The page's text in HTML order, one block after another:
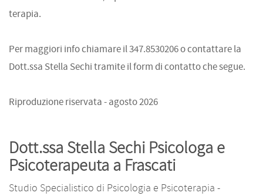
terapia.
Per maggiori info chiamare il 347.8530206 o contattare la
Dott.ssa Stella Sechi tramite il form di contatto che segue.
Riproduzione riservata - agosto 2026
Dott.ssa Stella Sechi Psicologa e
Psicoterapeuta a Frascati
Studio Specialistico di Psicologia e Psicoterapia -